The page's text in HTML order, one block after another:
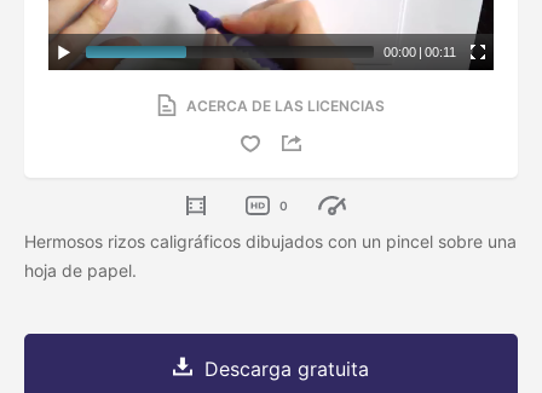
00:00 | 00:11
ACERCA DE LAS LICENCIAS
0
Hermosos rizos caligráficos dibujados con un pincel sobre una
hoja de papel.
Descarga gratuita